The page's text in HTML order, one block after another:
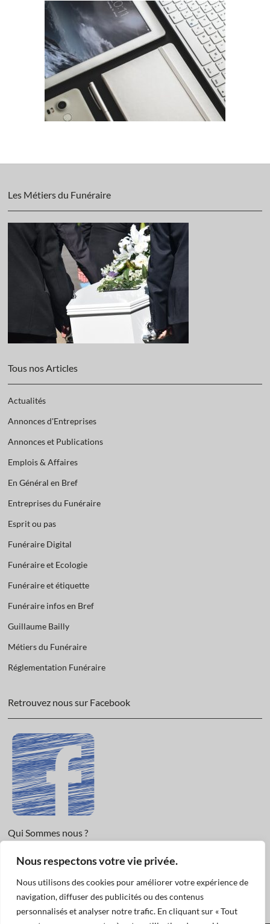
Nous respectons votre vie privée.
Nous utilisons des cookies pour améliorer votre expérience de
navigation, diffuser des publicités ou des contenus
personnalisés et analyser notre trafic. En cliquant sur « Tout
Les Métiers du Funéraire
Tous nos Articles
Actualités
Annonces d'Entreprises
Annonces et Publications
Emplois & Affaires
En Général en Bref
Entreprises du Funéraire
Esprit ou pas
Funéraire Digital
Funéraire et Ecologie
Funéraire et étiquette
Funéraire infos en Bref
Guillaume Bailly
Métiers du Funéraire
Réglementation Funéraire
Retrouvez nous sur Facebook
Qui Sommes nous ?
Informations légales et Protection des données.
Nous Contacter